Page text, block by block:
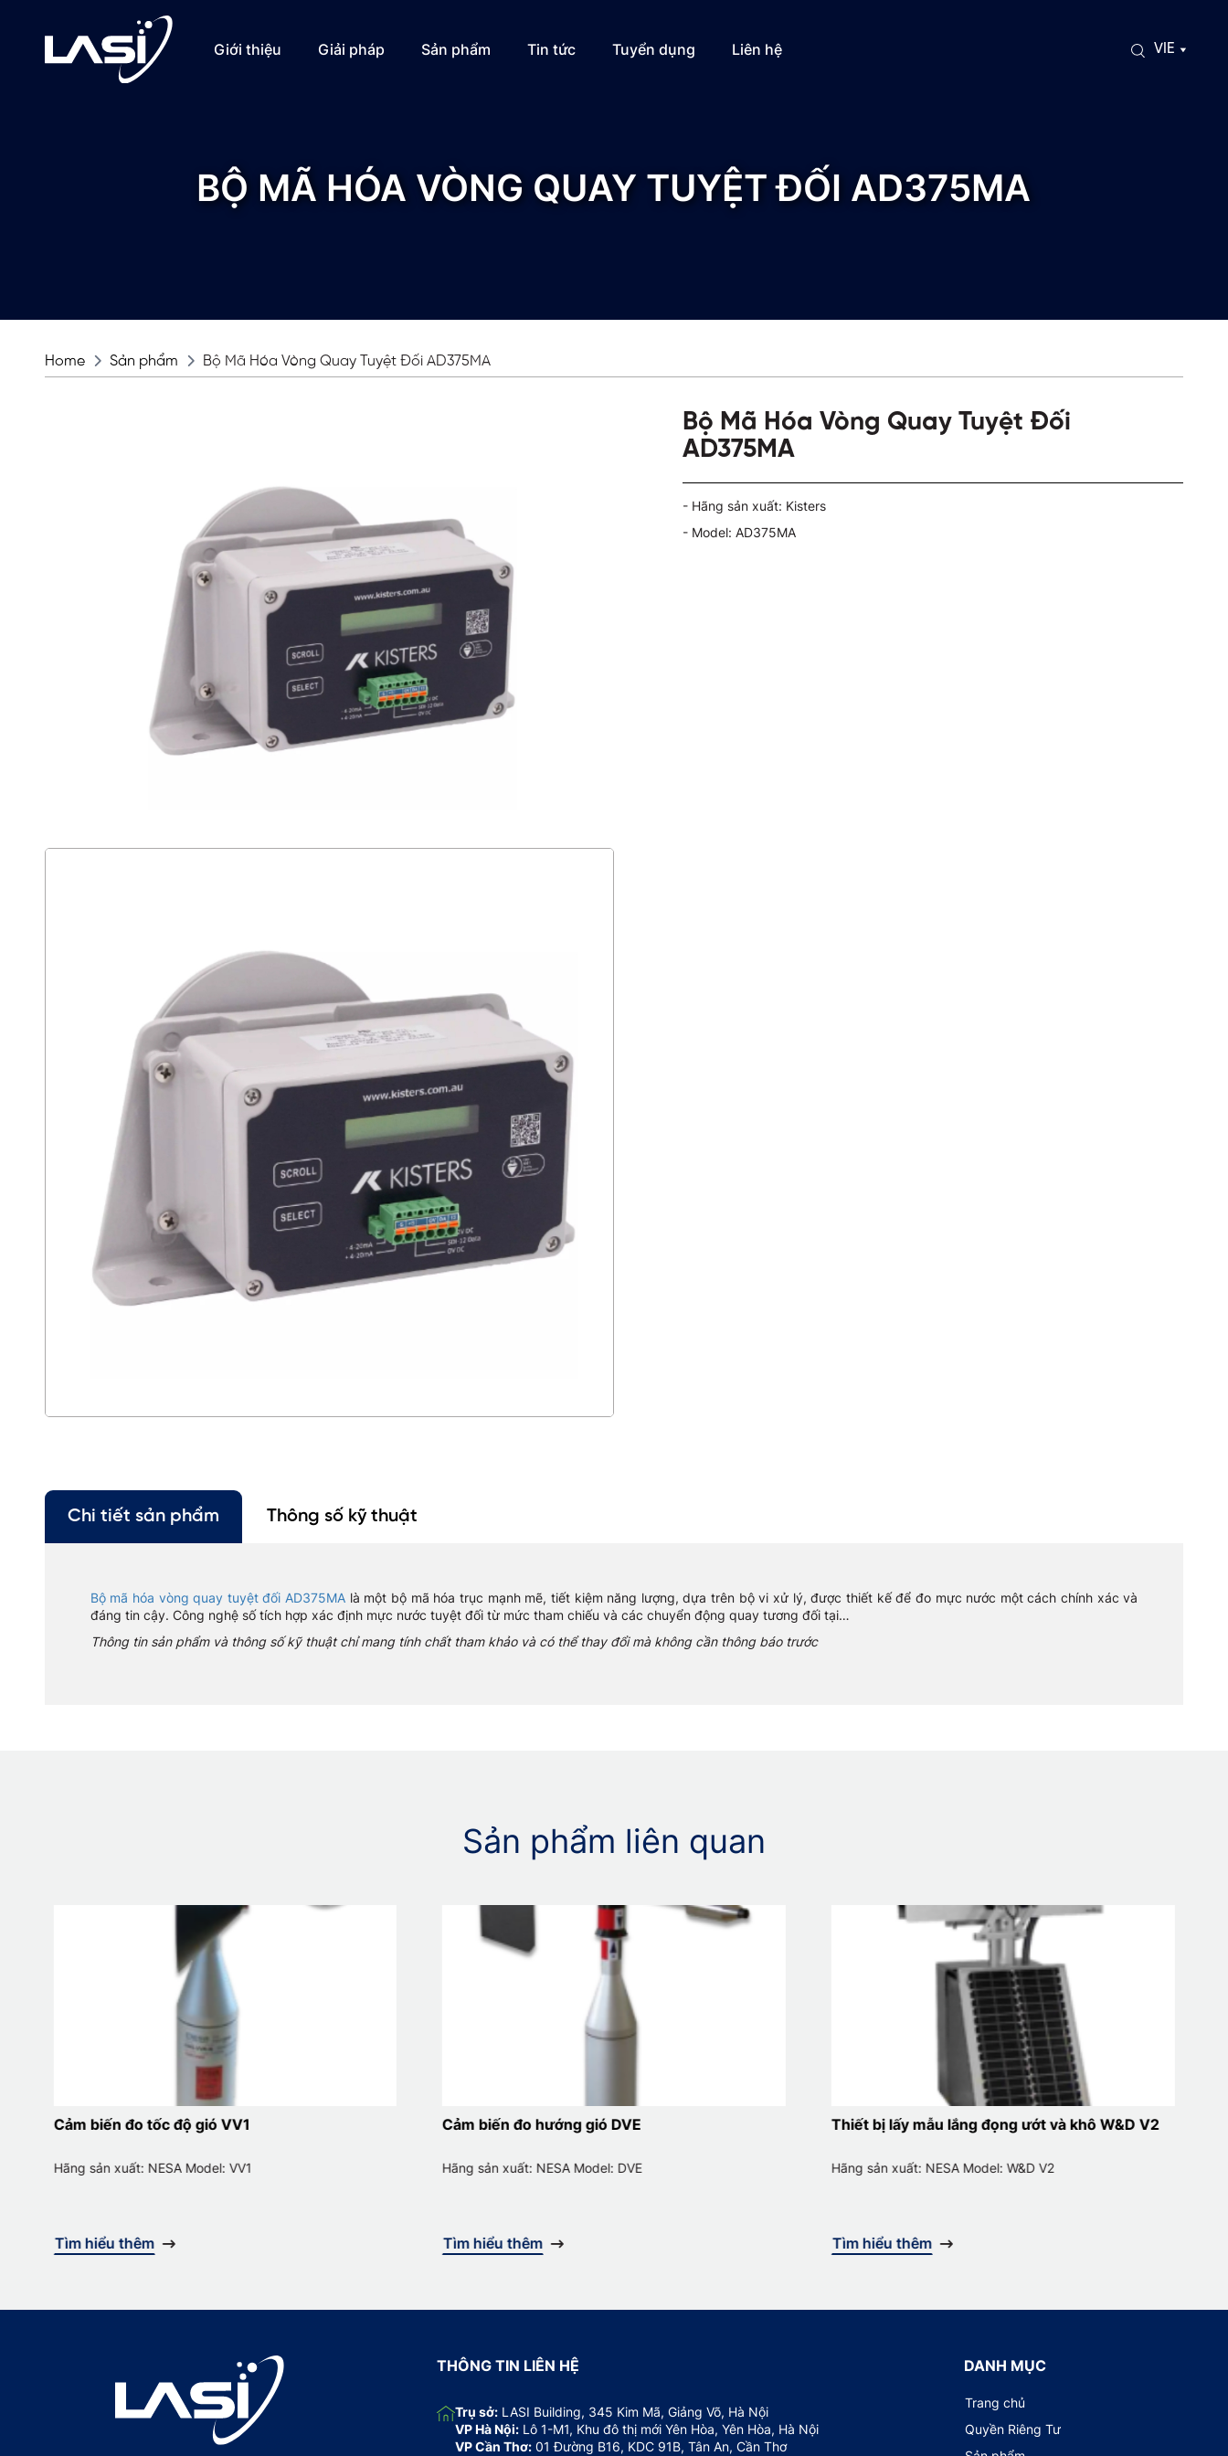
Giới thiệu Giải pháp Sản phẩm Tin tức Tuyển dụng Liên hệ VIE
BỘ MÃ HÓA VÒNG QUAY TUYỆT ĐỐI AD375MA
Home Sản phẩm Bộ Mã Hóa Vòng Quay Tuyệt Đối AD375MA
Bộ Mã Hóa Vòng Quay Tuyệt Đối
AD375MA
- Hãng sản xuất: Kisters
- Model: AD375MA
Chi tiết sản phẩm Thông số kỹ thuật
Bộ mã hóa vòng quay tuyệt đối AD375MA là một bộ mã hóa trục mạnh mẽ, tiết kiệm năng lượng, dựa trên bộ vi xử lý, được thiết kế để đo mực nước một cách chính xác và
đáng tin cậy. Công nghệ số tích hợp xác định mực nước tuyệt đối từ mức tham chiếu và các chuyển động quay tương đối tại…
Thông tin sản phẩm và thông số kỹ thuật chỉ mang tính chất tham khảo và có thể thay đổi mà không cần thông báo trước
Sản phẩm liên quan
Cảm biến đo tốc độ gió VV1
Hãng sản xuất: NESA Model: VV1
Tìm hiểu thêm
Cảm biến đo hướng gió DVE
Hãng sản xuất: NESA Model: DVE
Tìm hiểu thêm
Thiết bị lấy mẫu lắng đọng ướt và khô W&D V2
Hãng sản xuất: NESA Model: W&D V2
Tìm hiểu thêm
THÔNG TIN LIÊN HỆ
Trụ sở:LASI Building, 345 Kim Mã, Giảng Võ, Hà Nội
VP Hà Nội:Lô 1-M1, Khu đô thị mới Yên Hòa, Yên Hòa, Hà Nội
VP Cần Thơ:01 Đường B16, KDC 91B, Tân An, Cần Thơ
DANH MỤC
Trang chủ
Quyền Riêng Tư